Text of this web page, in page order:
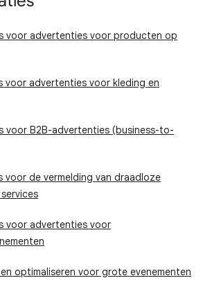
voor advertenties voor producten op
voor advertenties voor kleding en
voor B2B-advertenties (business-to-
voor de vermelding van draadloze
voor advertenties voor
optimaliseren voor grote evenementen